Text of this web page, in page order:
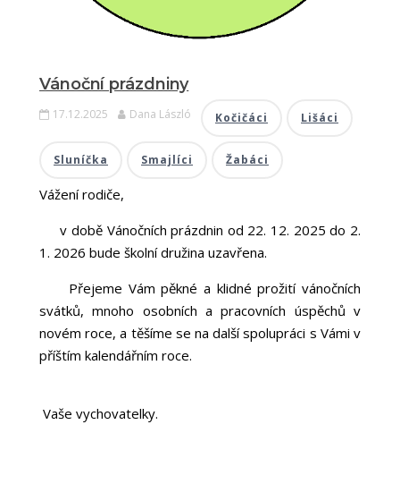
Vánoční prázdniny
17.12.2025 Dana László Kočičáci Lišáci
Sluníčka Smajlíci Žabáci
Vážení rodiče,
v době Vánočních prázdnin od 22. 12. 2025 do 2.
1. 2026 bude školní družina uzavřena.
Přejeme Vám pěkné a klidné prožití vánočních
svátků, mnoho osobních a pracovních úspěchů v
novém roce, a těšíme se na další spolupráci s Vámi v
příštím kalendářním roce.
Vaše vychovatelky.